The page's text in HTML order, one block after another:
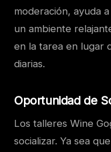
moderación, ayuda
un ambiente
en la tarea en lugar
diarias.
Oportunidad de
Los talleres Wine
socializar. Ya sea